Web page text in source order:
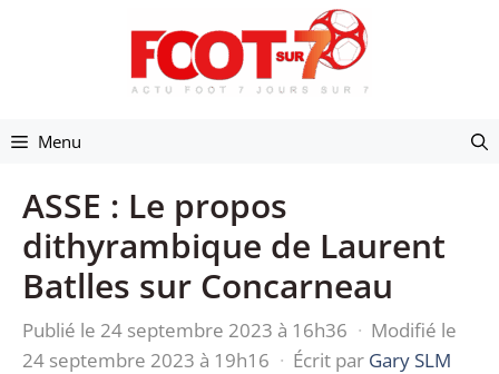
Menu
ASSE : Le propos
dithyrambique de Laurent
Batlles sur Concarneau
Publié le 24 septembre 2023 à 16h36 · Modifié le
24 septembre 2023 à 19h16 · Écrit par Gary SLM